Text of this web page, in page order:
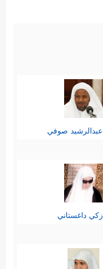
عبدالرشيد صوفي
زكي داغستاني